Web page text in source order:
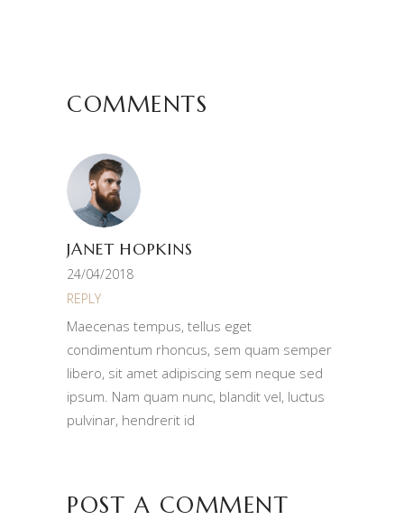
COMMENTS
JANET HOPKINS
24/04/2018
REPLY
Maecenas tempus, tellus eget
condimentum rhoncus, sem quam semper
libero, sit amet adipiscing sem neque sed
ipsum. Nam quam nunc, blandit vel, luctus
pulvinar, hendrerit id
POST A COMMENT